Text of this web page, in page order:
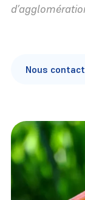
Une
Des
Soutien
Animation
Entreprise
Nous